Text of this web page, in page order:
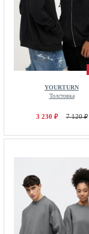
YOURTURN
Толстовка
3 230 ₽ 7 120 ₽